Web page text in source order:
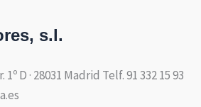
s.l.
D · 28031 Madrid Telf. 91 332 15 93